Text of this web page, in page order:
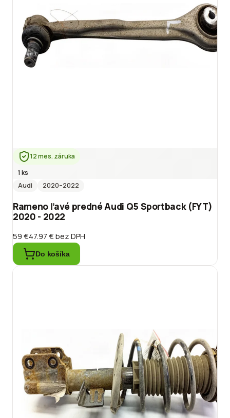
12 mes. záruka
1 ks
Audi
2020–2022
Rameno ľavé predné Audi Q5 Sportback (FYT)
2020 - 2022
59 €47.97 €bez DPH
Do košíka